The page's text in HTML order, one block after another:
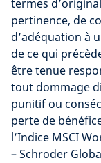
termes
pertinence, de
d’adéquation à
de ce qui
être tenue
tout dommage
punitif ou
perte de
l’Indice MSCI
– Schroder